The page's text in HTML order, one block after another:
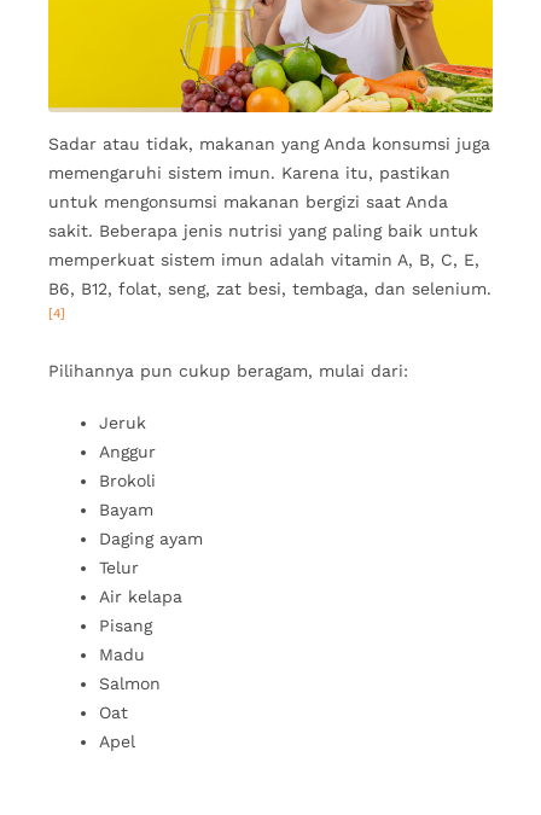
Sadar atau tidak, makanan yang Anda konsumsi juga
memengaruhi sistem imun. Karena itu, pastikan
untuk mengonsumsi makanan bergizi saat Anda
sakit. Beberapa jenis nutrisi yang paling baik untuk
memperkuat sistem imun adalah vitamin A, B, C, E,
B6, B12, folat, seng, zat besi, tembaga, dan selenium.
[4]
Pilihannya pun cukup beragam, mulai dari:
Jeruk
Anggur
Brokoli
Bayam
Daging ayam
Telur
Air kelapa
Pisang
Madu
Salmon
Oat
Apel